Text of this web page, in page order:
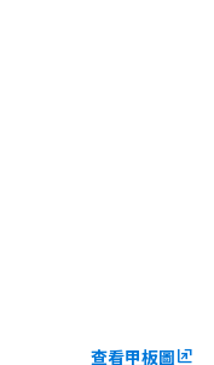
查看甲板圖ungroup